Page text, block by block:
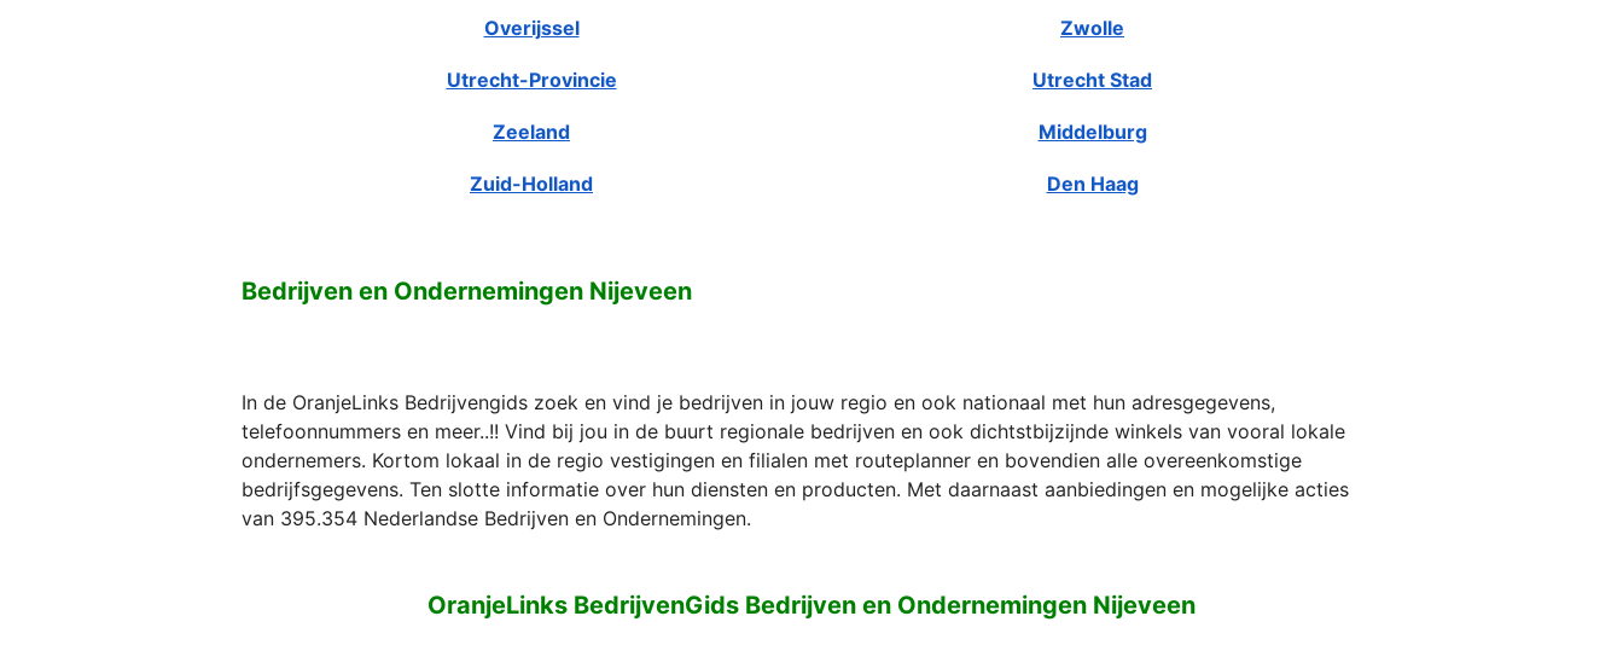
Overijssel Zwolle
Utrecht-Provincie Utrecht Stad
Zeeland Middelburg
Zuid-Holland Den Haag
Bedrijven en Ondernemingen Nijeveen
In de OranjeLinks Bedrijvengids zoek en vind je bedrijven in jouw regio en ook nationaal met hun adresgegevens,
telefoonnummers en meer..!! Vind bij jou in de buurt regionale bedrijven en ook dichtstbijzijnde winkels van vooral lokale
ondernemers. Kortom lokaal in de regio vestigingen en filialen met routeplanner en bovendien alle overeenkomstige
bedrijfsgegevens. Ten slotte informatie over hun diensten en producten. Met daarnaast aanbiedingen en mogelijke acties
van 395.354 Nederlandse Bedrijven en Ondernemingen.
OranjeLinks BedrijvenGids Bedrijven en Ondernemingen Nijeveen